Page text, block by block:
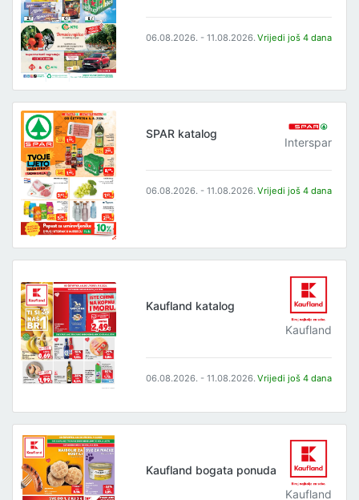
06.08.2026. - 11.08.2026. Vrijedi još 4 dana
SPAR katalog
Interspar
06.08.2026. - 11.08.2026. Vrijedi još 4 dana
Kaufland katalog
Kaufland
06.08.2026. - 11.08.2026. Vrijedi još 4 dana
Kaufland bogata ponuda
Kaufland